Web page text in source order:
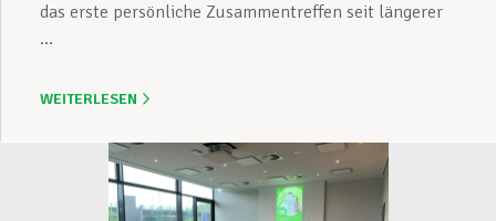
das erste persönliche Zusammentreffen seit längerer
...
WEITERLESEN